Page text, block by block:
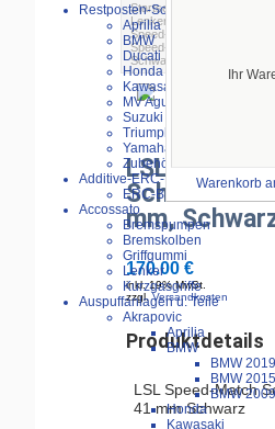
Ihr
Warenkorb
Restposten-Sonderverkauf
Aprilia
BMW
Ducati
Honda
Kawasaki
MV Agusta
Suzuki
Triumph
Yamaha
Zubehör
Additive-ERC-Bike
ERC-Bike Additive
Accossato
Bremspumpen
Bremskolben
Griffgummi
Lenker
Kurzgasgriffe
Auspuffanlagen u. Teile
Akrapovic
Aprilia
BMW
BMW
BMW
BMW
Honda
Kawasaki
Startseite
Lenker
Speed-Match Schellen
Speed-Matsch Schellen
Schwarz
LSL Speed-
Schellen
mm,
170.00 €
inkl. 19% MwSt.
zzgl.Versandkosten
Produktdetails
LSL Speed-Match
41 mm Schwarz